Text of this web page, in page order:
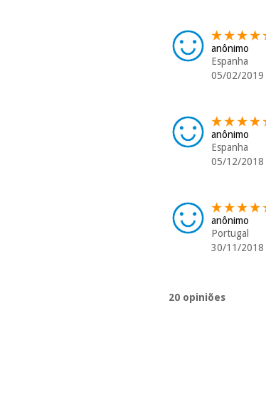
anônimo
Espanha
05/02/2019
anônimo
Espanha
05/12/2018
anônimo
Portugal
30/11/2018
20 opiniões